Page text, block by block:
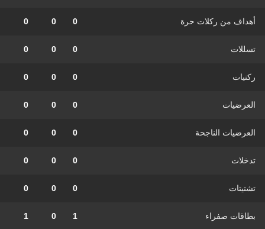
أهداف من ركلات حرة 0
0
0
تسللات 0
0
0
ركنيات 0
0
0
العرضيات 0
0
0
العرضيات الناجحة 0
0
0
تدخلات 0
0
0
تشتيتات 0
0
0
بطاقات صفراء 1
0
1